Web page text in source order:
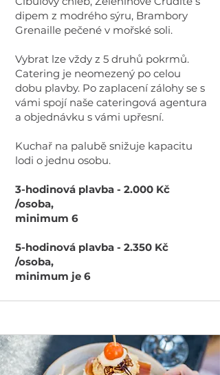
dipem z modrého sýru, Brambory
Grenaille pečené v mořské soli.
Vybrat lze vždy z 5 druhů pokrmů.
Catering je neomezený po celou
dobu plavby. Po zaplacení zálohy se s
vámi spojí naše cateringová agentura
a objednávku s vámi upřesní.
Kuchař na palubě snižuje kapacitu
lodi o jednu osobu.
3-hodinová plavba - 2.000 Kč
/osoba,
minimum 6
5-hodinová plavba - 2.350 Kč
/osoba,
minimum je 6